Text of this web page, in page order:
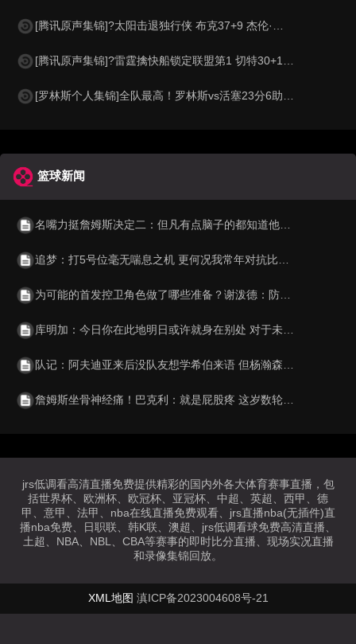
[腾讯原声集锦]?太阳击退独行侠 布克37+9 杰伦·格林伤退 弗拉格19中4
[腾讯原声集锦]?雷霆擒快船锁定联盟第1 切特30+14 SGA20+11 小卡连续56场20+
[罗林斯个人集锦]全队最高！罗林斯vs活塞23分6助！集锦
篮球新闻
名嘴力挺詹姆斯决定二：但凡有点脑子的都知道他怎么可能现在退役
追梦：打5号位毫无喘息之机 更何况我常年对抗比我重几十斤的壮汉
为可能的首发控卫角色做了哪些准备？谢泼德：防守 增肌 重复训练
库明加：今日你在此地明日或许就身在别处 对于未来我从不焦虑
队记：阿夫迪亚来后没队友想学希伯来语 但杨瀚森来后有人学中文
詹姆斯坐骨神经痛！巴克利：就是屁股疼 这岁数轮休无需大惊小怪
jrs低调看高清直播免费提供精彩的国内外各大体育赛事直播，包
括世界杯、欧洲杯、欧冠杯、亚冠杯、中超、英超、西甲、德
甲、意甲、法甲、nba在线直播免费观看、jrs直播nba(无插件)直
播nba免费、日职联、韩K联、澳超、jrs低调看球免费高清直播、
土超、NBA、NBL、CBA等赛事的即时比分直播、现场实况直播
和录像集锦回放。
XML地图 滇ICP备2023004608号-21